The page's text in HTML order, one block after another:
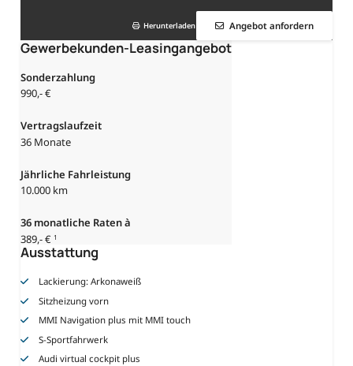
Herunterladen Angebot anfordern
Ausstattung
Lackierung: Arkonaweiß
Sitzheizung vorn
MMI Navigation plus mit MMI touch
S-Sportfahrwerk
Audi virtual cockpit plus
Gewerbekunden-Leasingangebot
Sonderzahlung
990,- €
Vertragslaufzeit
36 Monate
Jährliche Fahrleistung
10.000 km
36 monatliche Raten à
389,- € 1